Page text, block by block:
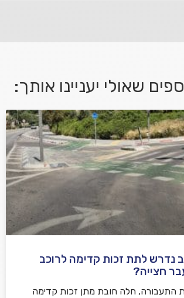
דיוור במייל ושימוש בפרטים בהתאם
שלח משוב
שאולי יעניינו אותך:
נדרש לתת זכות קדימה לרוכב
חצייה?
התעבורה, חלה חובת מתן זכות קדימה